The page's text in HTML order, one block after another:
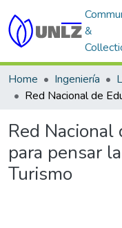
&
Home Ingeniería
Red Nacional
para pensar
Turismo